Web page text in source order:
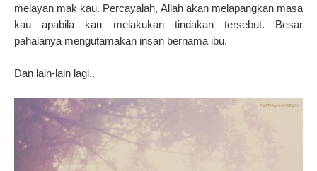
melayan mak kau. Percayalah, Allah akan melapangkan masa
kau apabila kau melakukan tindakan tersebut. Besar
pahalanya mengutamakan insan bernama ibu.
Dan lain-lain lagi..